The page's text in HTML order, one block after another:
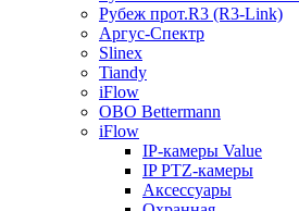
Рубеж прот.R3 (R3-Link)
Аргус-Спектр
Slinex
Tiandy
iFlow
OBO Bettermann
iFlow
IP-камеры Value
IP PTZ-камеры
Аксессуары